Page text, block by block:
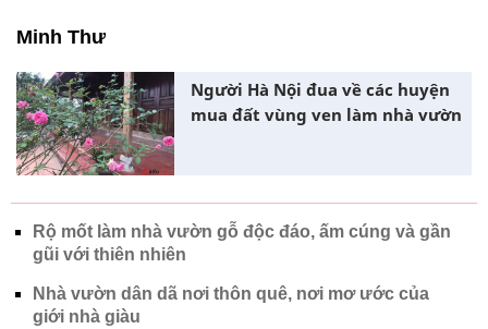
Minh Thư
Người Hà Nội đua về các huyện
mua đất vùng ven làm nhà vườn
Rộ mốt làm nhà vườn gỗ độc đáo, ấm cúng và gần
gũi với thiên nhiên
Nhà vườn dân dã nơi thôn quê, nơi mơ ước của
giới nhà giàu